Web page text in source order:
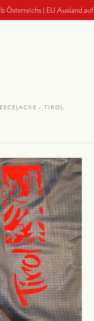
Österreichs | EU Ausland auf
- TIROL